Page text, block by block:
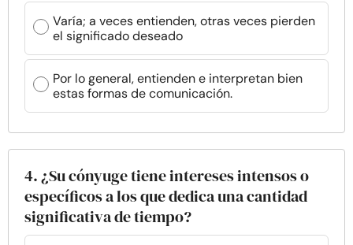
Varía; a veces entienden, otras veces pierden
el significado deseado
Por lo general, entienden e interpretan bien
estas formas de comunicación.
4. ¿Su cónyuge tiene intereses intensos o
específicos a los que dedica una cantidad
significativa de tiempo?